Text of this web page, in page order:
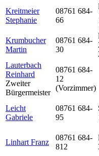
Kreitmeier
Stephanie
08761 684-
66
Krumbucher
Martin
08761 684-
30
Lauterbach
Reinhard
Zweiter
Bürgermeister
08761 684-
12
(Vorzimmer)
Leicht
Gabriele
08761 684-
95
Linhart Franz
08761 684-
812